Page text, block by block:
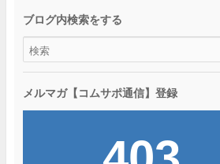
ブログ内検索をする
メルマガ【コムサポ通信】登録